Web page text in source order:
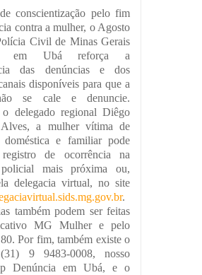
conscientização pelo fim
contra a mulher, o Agosto
Civil de Minas Gerais
em Ubá reforça a
das denúncias e dos
disponíveis para que a
se cale e denuncie.
o delegado regional Diêgo
Alves, a mulher vítima de
doméstica e familiar pode
de ocorrência na
mais próxima ou,
delegacia virtual, no site
.
também podem ser feitas
MG Mulher e pelo
Por fim, também existe o
9 9483-0008, nosso
Denúncia em Ubá, e o